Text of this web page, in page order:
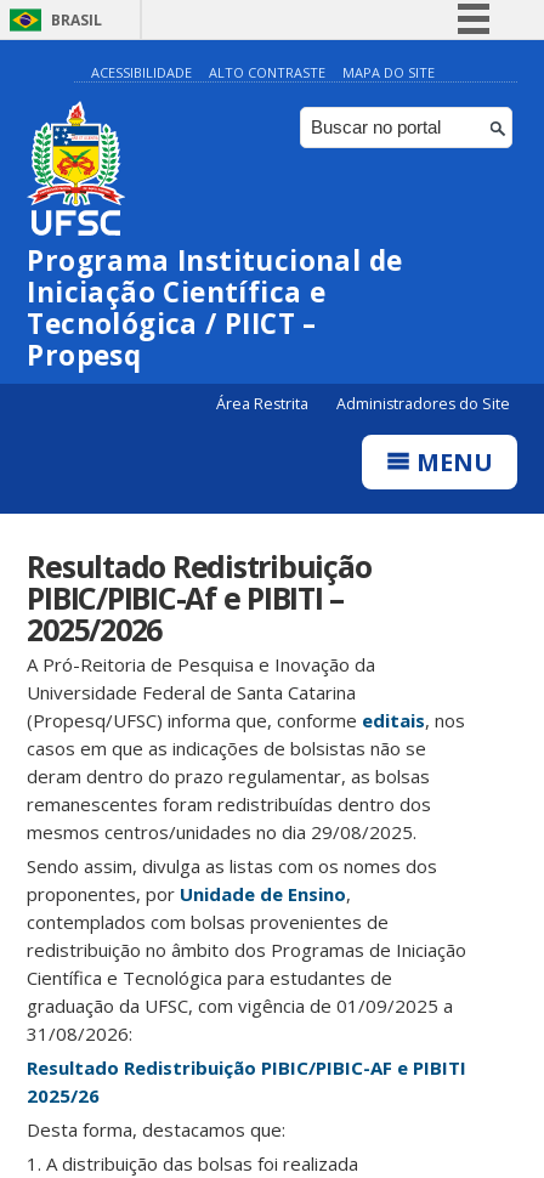
BRASIL
Simplifique!
Comunica BR
Participe
Canais
ACESSIBILIDADE ALTO CONTRASTE MAPA DO SITE
Programa Institucional de
Iniciação Científica e
Tecnológica / PIICT –
Propesq
Área Restrita Administradores do Site
MENU
Resultado Redistribuição
PIBIC/PIBIC-Af e PIBITI –
2025/2026
A Pró-Reitoria de Pesquisa e Inovação da
Universidade Federal de Santa Catarina
(Propesq/UFSC) informa que, conforme editais, nos
casos em que as indicações de bolsistas não se
deram dentro do prazo regulamentar, as bolsas
remanescentes foram redistribuídas dentro dos
mesmos centros/unidades no dia 29/08/2025.
Sendo assim, divulga as listas com os nomes dos
proponentes, por Unidade de Ensino,
contemplados com bolsas provenientes de
redistribuição no âmbito dos Programas de Iniciação
Científica e Tecnológica para estudantes de
graduação da UFSC, com vigência de 01/09/2025 a
31/08/2026:
Resultado Redistribuição PIBIC/PIBIC-AF e PIBITI
2025/26
Desta forma, destacamos que:
1. A distribuição das bolsas foi realizada